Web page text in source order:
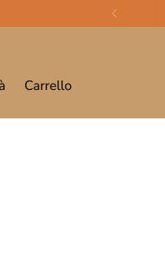
Carrello